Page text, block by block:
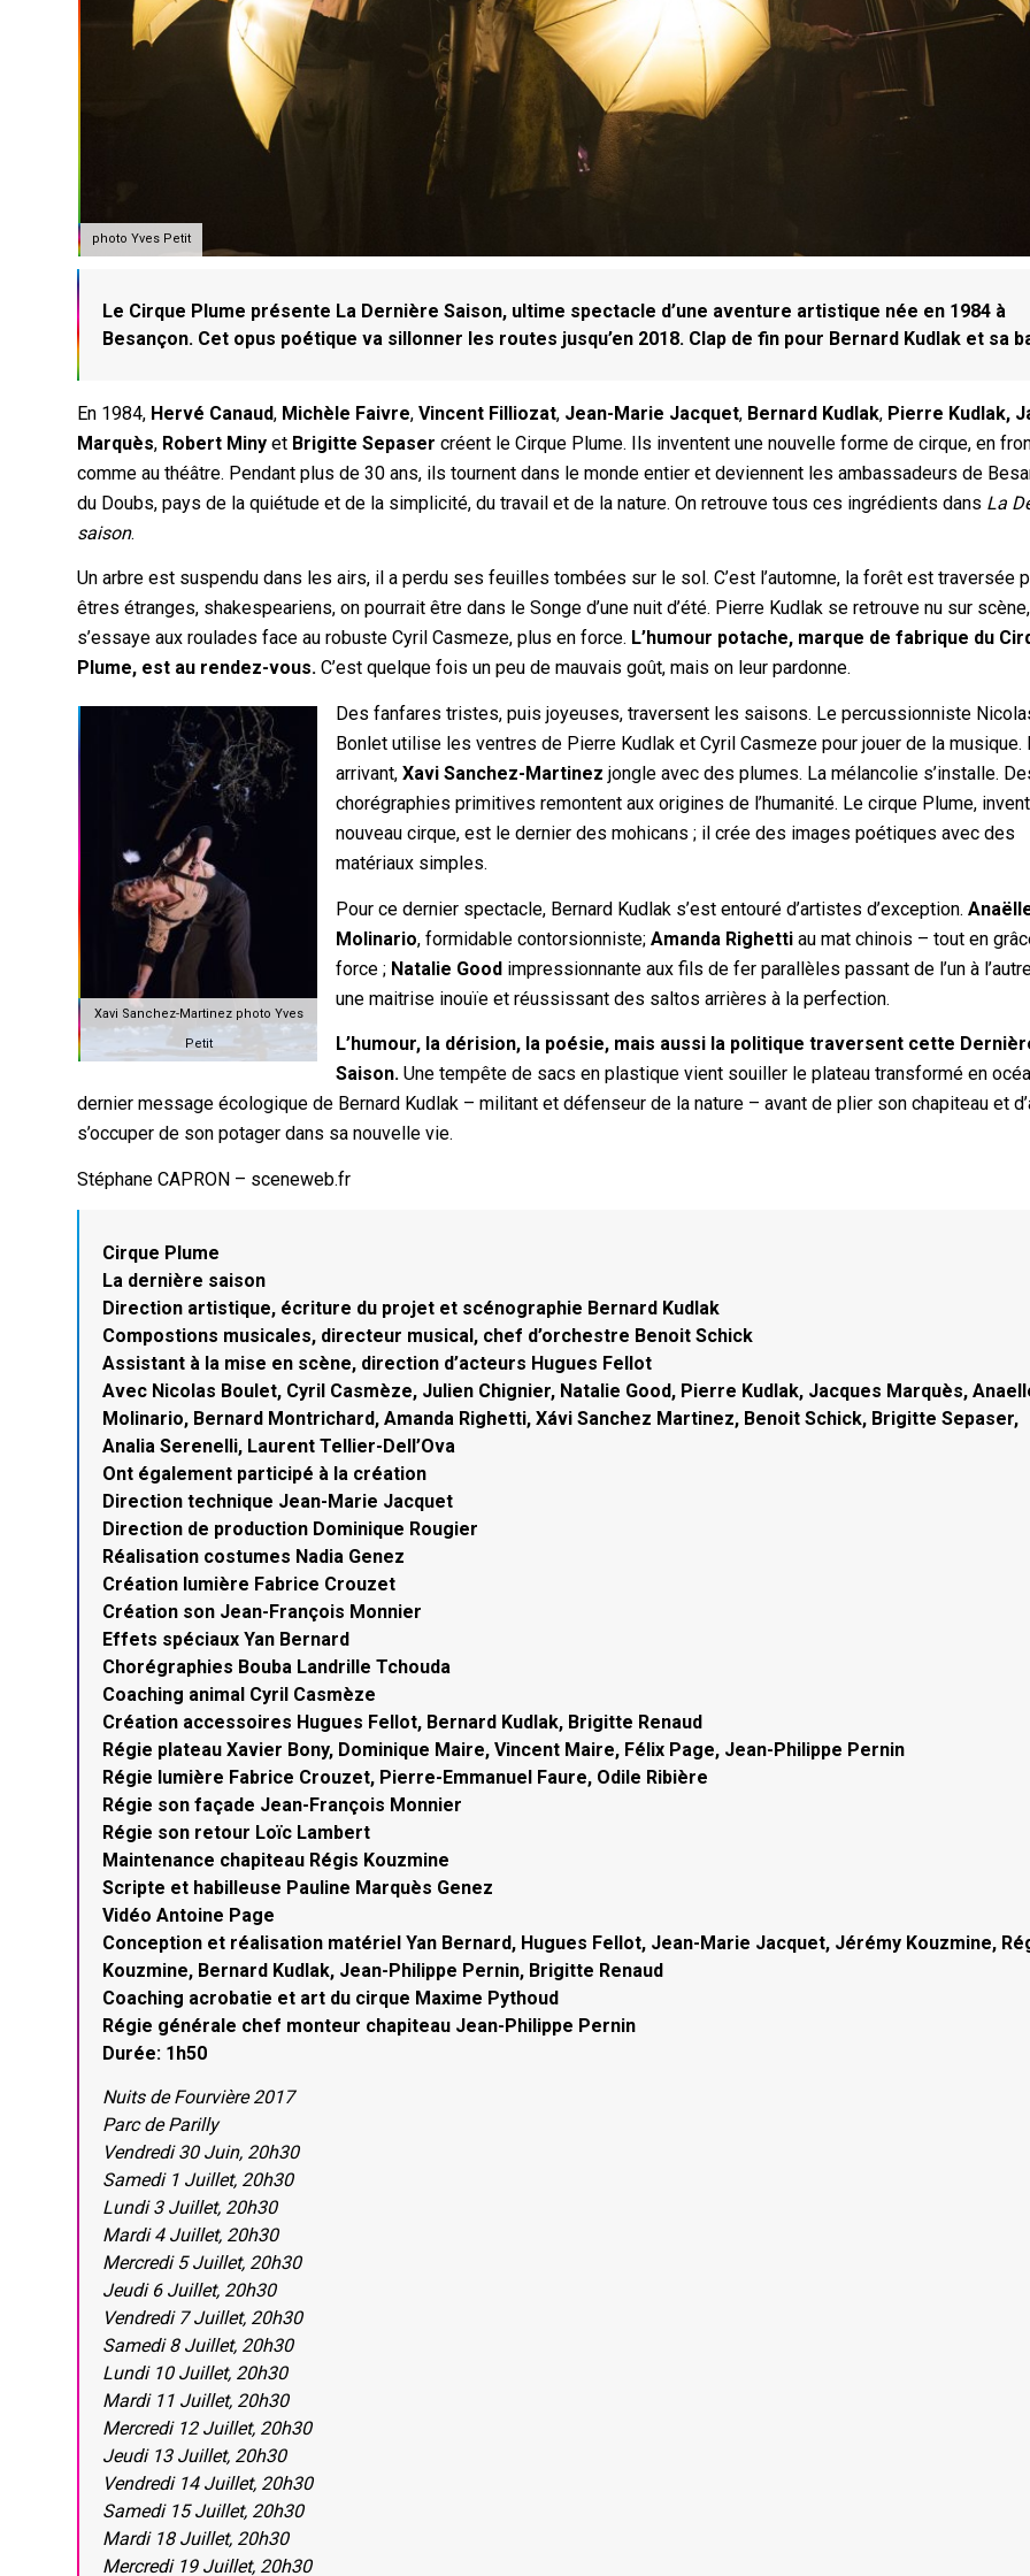
photo Yves Petit
Le Cirque Plume présente La Dernière Saison, ultime spectacle d’une aventure artistique née en 1984 à
Besançon. Cet opus poétique va sillonner les routes jusqu’en 2018. Clap de fin pour Bernard Kudlak et sa
En 1984, Hervé Canaud, Michèle Faivre,Vincent Filliozat, Jean-Marie Jacquet, Bernard Kudlak, Pierre Kudlak,
Marquès, Robert Miny et Brigitte Sepaser créent le Cirque Plume. Ils inventent une nouvelle forme de cirque, en
comme au théâtre. Pendant plus de 30 ans, ils tournent dans le monde entier et deviennent les ambassadeurs de
du Doubs, pays de la quiétude et de la simplicité, du travail et de la nature. On retrouve tous ces ingrédients dans La
saison.
Un arbre est suspendu dans les airs, il a perdu ses feuilles tombées sur le sol. C’est l’automne, la forêt est traversée
êtres étranges, shakespeariens, on pourrait être dans le Songe d’une nuit d’été. Pierre Kudlak se retrouve nu sur
s’essaye aux roulades face au robuste Cyril Casmeze, plus en force. L’humour potache, marque de fabrique du
Plume, est au rendez-vous. C’est quelque fois un peu de mauvais goût, mais on leur pardonne.
Xavi Sanchez-Martinez photo Yves
Petit
Des fanfares tristes, puis joyeuses, traversent les saisons. Le percussionniste
Bonlet utilise les ventres de Pierre Kudlak et Cyril Casmeze pour jouer de la musique.
arrivant,Xavi Sanchez-Martinez jongle avec des plumes. La mélancolie s’installe.
chorégraphies primitives remontent aux origines de l’humanité. Le cirque Plume,
nouveau cirque, est le dernier des mohicans ; il crée des images poétiques avec des
matériaux simples.
Pour ce dernier spectacle, Bernard Kudlak s’est entouré d’artistes d’exception.
Molinario, formidable contorsionniste;Amanda Righetti au mat chinois – tout en
force ; Natalie Good impressionnante aux fils de fer parallèles passant de l’un à
une maitrise inouïe et réussissant des saltos arrières à la perfection.
L’humour, la dérision, la poésie, mais aussi la politique traversent cette
Saison. Une tempête de sacs en plastique vient souiller le plateau transformé en
dernier message écologique de Bernard Kudlak – militant et défenseur de la nature – avant de plier son chapiteau et
s’occuper de son potager dans sa nouvelle vie.
Stéphane CAPRON – sceneweb.fr
Cirque Plume
La dernière saison
Direction artistique, écriture du projet et scénographie Bernard Kudlak
Compostions musicales, directeur musical, chef d’orchestre Benoit Schick
Assistant à la mise en scène, direction d’acteurs Hugues Fellot
Avec Nicolas Boulet, Cyril Casmèze, Julien Chignier, Natalie Good, Pierre Kudlak, Jacques Marquès,
Molinario, Bernard Montrichard, Amanda Righetti, Xávi Sanchez Martinez, Benoit Schick, Brigitte Sepaser,
Analia Serenelli, Laurent Tellier-Dell’Ova
Ont également participé à la création
Direction technique Jean-Marie Jacquet
Direction de production Dominique Rougier
Réalisation costumes Nadia Genez
Création lumière Fabrice Crouzet
Création son Jean-François Monnier
Effets spéciaux Yan Bernard
Chorégraphies Bouba Landrille Tchouda
Coaching animal Cyril Casmèze
Création accessoires Hugues Fellot, Bernard Kudlak, Brigitte Renaud
Régie plateau Xavier Bony, Dominique Maire, Vincent Maire, Félix Page, Jean-Philippe Pernin
Régie lumière Fabrice Crouzet, Pierre-Emmanuel Faure, Odile Ribière
Régie son façade Jean-François Monnier
Régie son retour Loïc Lambert
Maintenance chapiteau Régis Kouzmine
Scripte et habilleuse Pauline Marquès Genez
Vidéo Antoine Page
Conception et réalisation matériel Yan Bernard, Hugues Fellot, Jean-Marie Jacquet, Jérémy Kouzmine,
Kouzmine, Bernard Kudlak, Jean-Philippe Pernin, Brigitte Renaud
Coaching acrobatie et art du cirque Maxime Pythoud
Régie générale chef monteur chapiteau Jean-Philippe Pernin
Durée: 1h50
Nuits de Fourvière 2017
Parc de Parilly
Vendredi 30 Juin, 20h30
Samedi 1 Juillet, 20h30
Lundi 3 Juillet, 20h30
Mardi 4 Juillet, 20h30
Mercredi 5 Juillet, 20h30
Jeudi 6 Juillet, 20h30
Vendredi 7 Juillet, 20h30
Samedi 8 Juillet, 20h30
Lundi 10 Juillet, 20h30
Mardi 11 Juillet, 20h30
Mercredi 12 Juillet, 20h30
Jeudi 13 Juillet, 20h30
Vendredi 14 Juillet, 20h30
Samedi 15 Juillet, 20h30
Mardi 18 Juillet, 20h30
Mercredi 19 Juillet, 20h30